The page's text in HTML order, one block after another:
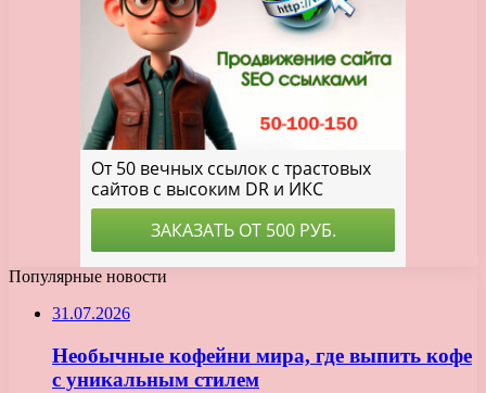
Популярные новости
31.07.2026
Необычные кофейни мира, где выпить кофе
с уникальным стилем